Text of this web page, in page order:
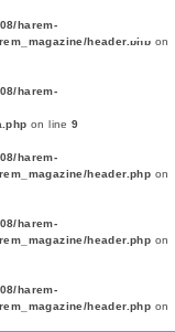
harem-
header.php on
harem-
on line9
harem-
header.php on
harem-
header.php on
harem-
header.php on